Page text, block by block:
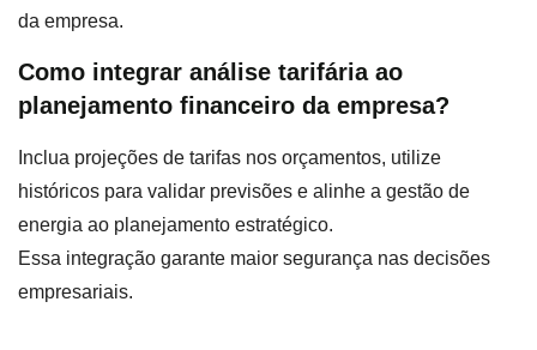
da empresa.
Como integrar análise tarifária ao
planejamento financeiro da empresa?
Inclua projeções de tarifas nos orçamentos, utilize
históricos para validar previsões e alinhe a gestão de
energia ao planejamento estratégico.
Essa integração garante maior segurança nas decisões
empresariais.